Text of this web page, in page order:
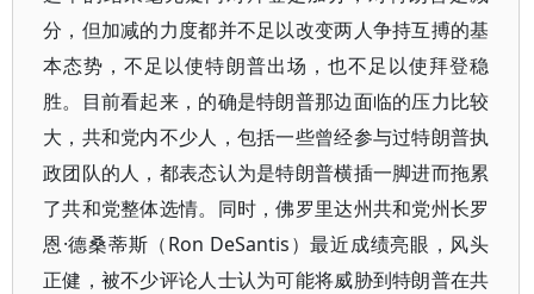
分，但加减的力度都并不足以改变两人争持互搏的基
本态势，不足以使特朗普出场，也不足以使拜登稳
胜。目前看起来，的确是特朗普那边面临的压力比较
大，共和党内不少人，包括一些曾经参与过特朗普执
政团队的人，都表态认为是特朗普横插一脚进而拖累
了共和党整体选情。同时，佛罗里达州共和党州长罗
恩·德桑蒂斯（Ron DeSantis）最近成绩亮眼，风头
正健，被不少评论人士认为可能将威胁到特朗普在共